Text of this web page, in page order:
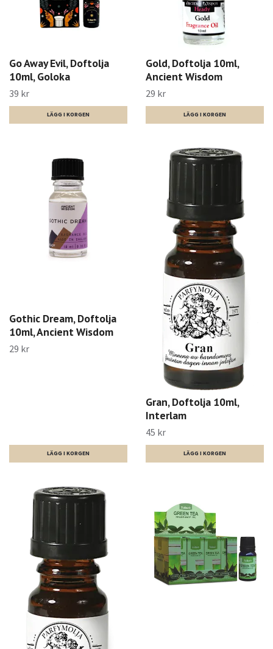
Go Away Evil, Doftolja
10ml, Goloka
39 kr
Gold, Doftolja 10ml,
Ancient Wisdom
29 kr
Gothic Dream, Doftolja
10ml, Ancient Wisdom
29 kr
Gran, Doftolja 10ml,
Interlam
45 kr